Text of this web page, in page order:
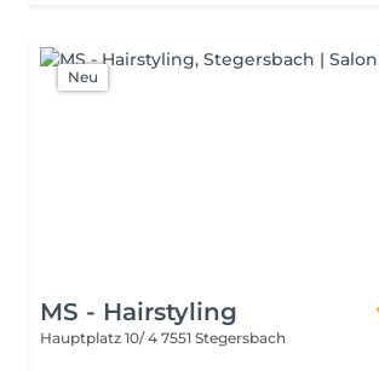
Neu
MS - Hairstyling
Hauptplatz 10/ 4 7551 Stegersbach